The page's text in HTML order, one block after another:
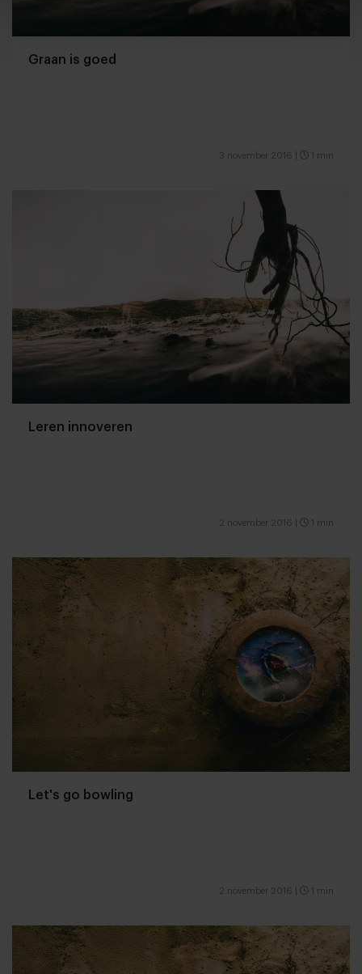
Graan is goed
3 november 2016 1 min
Leren innoveren
2 november 2016 1 min
Let's go bowling
2 november 2016 1 min